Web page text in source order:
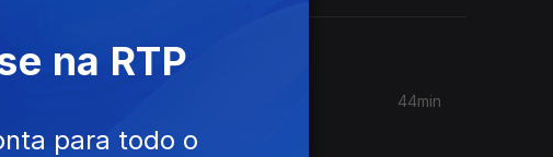
da justiça.
Coimbra,
44min
na RTP
para todo o